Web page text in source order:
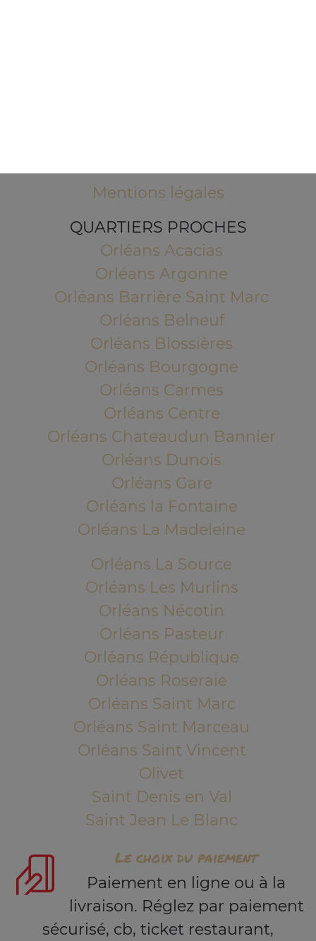
Mentions légales
QUARTIERS PROCHES
Orléans Acacias
Orléans Argonne
Orléans Barrière Saint Marc
Orléans Belneuf
Orléans Blossières
Orléans Bourgogne
Orléans Carmes
Orléans Centre
Orléans Chateaudun Bannier
Orléans Dunois
Orléans Gare
Orléans la Fontaine
Orléans La Madeleine
Orléans La Source
Orléans Les Murlins
Orléans Nécotin
Orléans Pasteur
Orléans République
Orléans Roseraie
Orléans Saint Marc
Orléans Saint Marceau
Orléans Saint Vincent
Olivet
Saint Denis en Val
Saint Jean Le Blanc
Le choix du paiement
Paiement en ligne ou à la
livraison. Réglez par paiement
sécurisé, cb, ticket restaurant,